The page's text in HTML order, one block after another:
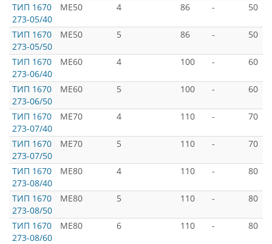
ТИП 1670
273-05/40
ME50 4 86 - 50
ТИП 1670
273-05/50
ME50 5 86 - 50
ТИП 1670
273-06/40
ME60 4 100 - 60
ТИП 1670
273-06/50
ME60 5 100 - 60
ТИП 1670
273-07/40
ME70 4 110 - 70
ТИП 1670
273-07/50
ME70 5 110 - 70
ТИП 1670
273-08/40
ME80 4 110 - 80
ТИП 1670
273-08/50
ME80 5 110 - 80
ТИП 1670
273-08/60
ME80 6 110 - 80